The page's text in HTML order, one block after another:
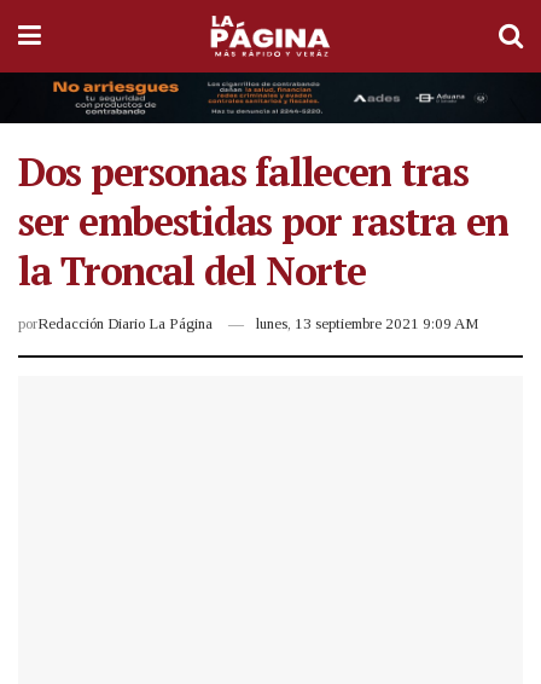
Dos personas fallecen tras
ser embestidas por rastra en
la Troncal del Norte
porRedacción Diario La Página lunes, 13 septiembre 2021 9:09 AM